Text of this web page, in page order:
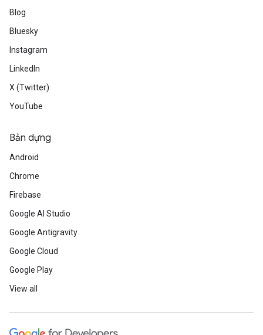
Blog
Bluesky
Instagram
LinkedIn
X (Twitter)
YouTube
Bản dựng
Android
Chrome
Firebase
Google AI Studio
Google Antigravity
Google Cloud
Google Play
View all